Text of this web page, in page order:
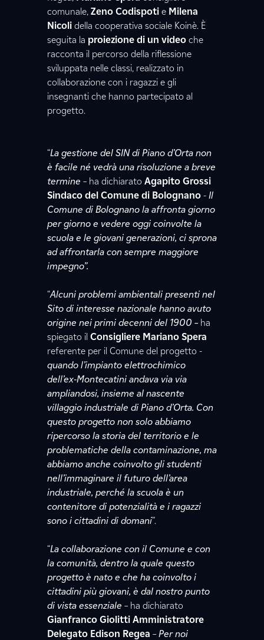
comunale, Zeno Codispoti e Milena
Nicoli della cooperativa sociale Koinè. È
seguita la proiezione di un video che
racconta il percorso della riflessione
sviluppata nelle classi, realizzato in
collaborazione con i ragazzi e gli
insegnanti che hanno partecipato al
progetto.
“La gestione del SIN di Piano d’Orta non
è facile né vedrà una risoluzione a breve
termine – ha dichiarato Agapito Grossi
Sindaco del Comune di Bolognano - Il
Comune di Bolognano la affronta giorno
per giorno e vedere oggi coinvolte la
scuola e le giovani generazioni, ci sprona
ad affrontarla con sempre maggiore
impegno”.
“Alcuni problemi ambientali presenti nel
Sito di interesse nazionale hanno avuto
origine nei primi decenni del 1900 – ha
spiegato il Consigliere Mariano Spera
referente per il Comune del progetto -
quando l’impianto elettrochimico
dell’ex-Montecatini andava via via
ampliandosi, insieme al nascente
villaggio industriale di Piano d’Orta. Con
questo progetto non solo abbiamo
ripercorso la storia del territorio e le
problematiche della contaminazione, ma
abbiamo anche coinvolto gli studenti
nell’immaginare il futuro dell’area
industriale, perché la scuola è un
contenitore di potenzialità e i ragazzi
sono i cittadini di domani”.
“La collaborazione con il Comune e con
la comunità, dentro la quale questo
progetto è nato e che ha coinvolto i
cittadini più giovani, è dal nostro punto
di vista essenziale – ha dichiarato
Gianfranco Giolitti Amministratore
Delegato Edison Regea – Per noi